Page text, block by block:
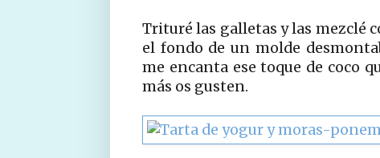
Trituré las galletas y las mezclé
el fondo de un molde
me encanta ese toque de coco
más os gusten.